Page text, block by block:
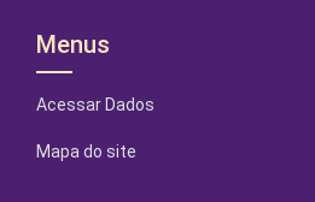
Menus
Acessar Dados
Mapa do site